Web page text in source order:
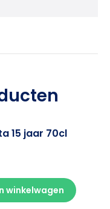
15 jaar 70cl
winkelwagen